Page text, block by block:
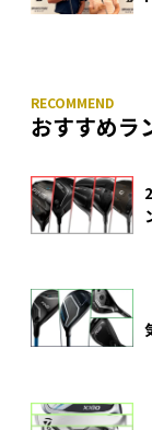
おすすめラ